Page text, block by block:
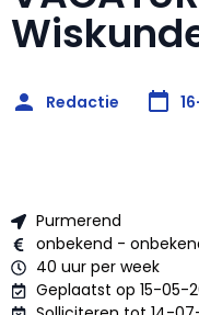
Redactie
Purmerend
onbekend -
40 uur per week
Geplaatst op 15-05-